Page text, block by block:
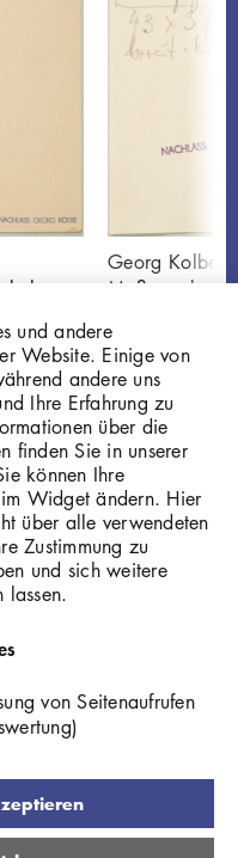
Georg Kolbe
Maßangaben
und andere
Website. Einige von
andere uns
Ihre Erfahrung zu
über die
finden Sie in unserer
können Ihre
Widget ändern. Hier
über alle verwendeten
Zustimmung zu
und sich weitere
lassen.
von Seitenaufrufen